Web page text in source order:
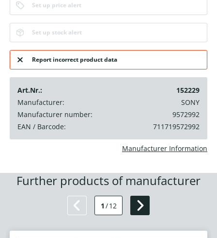
Set up price alert
Set up stock alert
Report incorrect product data
Art.Nr.:
152229
Manufacturer:
SONY
Manufacturer number:
9572992
EAN / Barcode:
711719572992
Manufacturer Information
Further products of manufacturer
1 /12